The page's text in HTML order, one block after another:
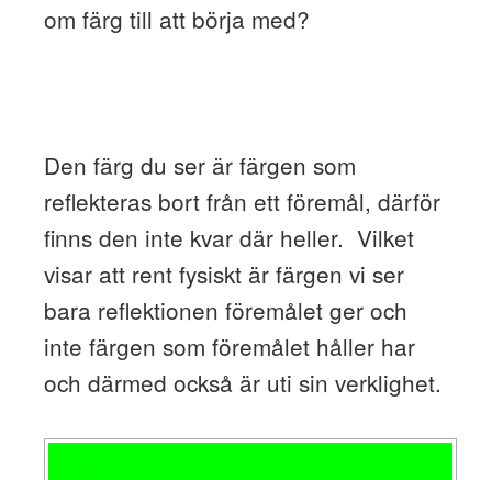
om färg till att börja med?
Den färg du ser är färgen som
reflekteras bort från ett föremål, därför
finns den inte kvar där heller. Vilket
visar att rent fysiskt är färgen vi ser
bara reflektionen föremålet ger och
inte färgen som föremålet håller har
och därmed också är uti sin verklighet.